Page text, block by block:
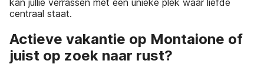
centraal staat.
Actieve vakantie op Montaione of
juist op zoek naar rust?